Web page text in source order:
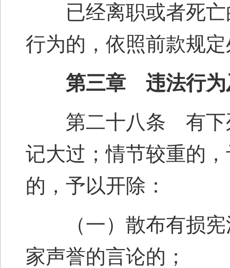
已经离职或者死亡
行为的，依照前款规
第三章 违法行为
第二十八条 有下列
记大过；情节较重的
的，予以开除：
（一）散布有损宪
家声誉的言论的；